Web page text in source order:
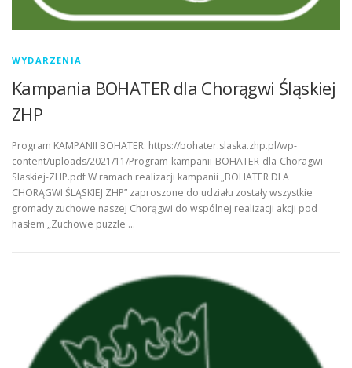
WYDARZENIA
Kampania BOHATER dla Chorągwi Śląskiej
ZHP
Program KAMPANII BOHATER: https://bohater.slaska.zhp.pl/wp-
content/uploads/2021/11/Program-kampanii-BOHATER-dla-Choragwi-
Slaskiej-ZHP.pdf W ramach realizacji kampanii „BOHATER DLA
CHORĄGWI ŚLĄSKIEJ ZHP” zaproszone do udziału zostały wszystkie
gromady zuchowe naszej Chorągwi do wspólnej realizacji akcji pod
hasłem „Zuchowe puzzle …